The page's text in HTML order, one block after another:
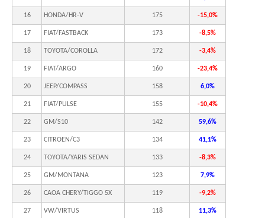
16 HONDA/HR-V 175 -15,0%
17 FIAT/FASTBACK 173 -8,5%
18 TOYOTA/COROLLA 172 -3,4%
19 FIAT/ARGO 160 -23,4%
20 JEEP/COMPASS 158 6,0%
21 FIAT/PULSE 155 -10,4%
22 GM/S10 142 59,6%
23 CITROEN/C3 134 41,1%
24 TOYOTA/YARIS SEDAN 133 -8,3%
25 GM/MONTANA 123 7,9%
26 CAOA CHERY/TIGGO 5X 119 -9,2%
27 VW/VIRTUS 118 11,3%